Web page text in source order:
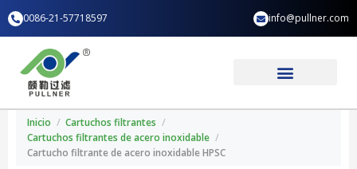
contenido
0086-21-57718597 info@pullner.com
Inicio / Cartuchos filtrantes /
Cartuchos filtrantes de acero inoxidable /
Cartucho filtrante de acero inoxidable HPSC